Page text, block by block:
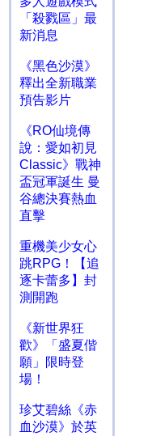
「殺戮區」最
新消息
《黑色沙漠》
釋出全新職業
預告影片
《RO仙境傳
說：愛如初見
Classic》戰神
盃冠軍誕生 曼
谷總決賽熱血
直擊
重機美少女心
跳RPG！【追
逐卡蕾多】封
測開跑
《新世界狂
歡》「盛夏偕
願」限時登
場！
珍艾碧絲《赤
血沙漠》於英